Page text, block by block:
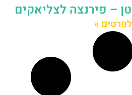
– פירנצה לצליאקים
לפרטים »